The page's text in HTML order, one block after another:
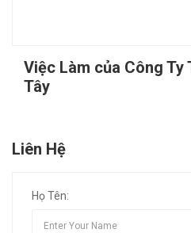
Việc Làm của Công Ty
Tây
Liên Hệ
Họ Tên: